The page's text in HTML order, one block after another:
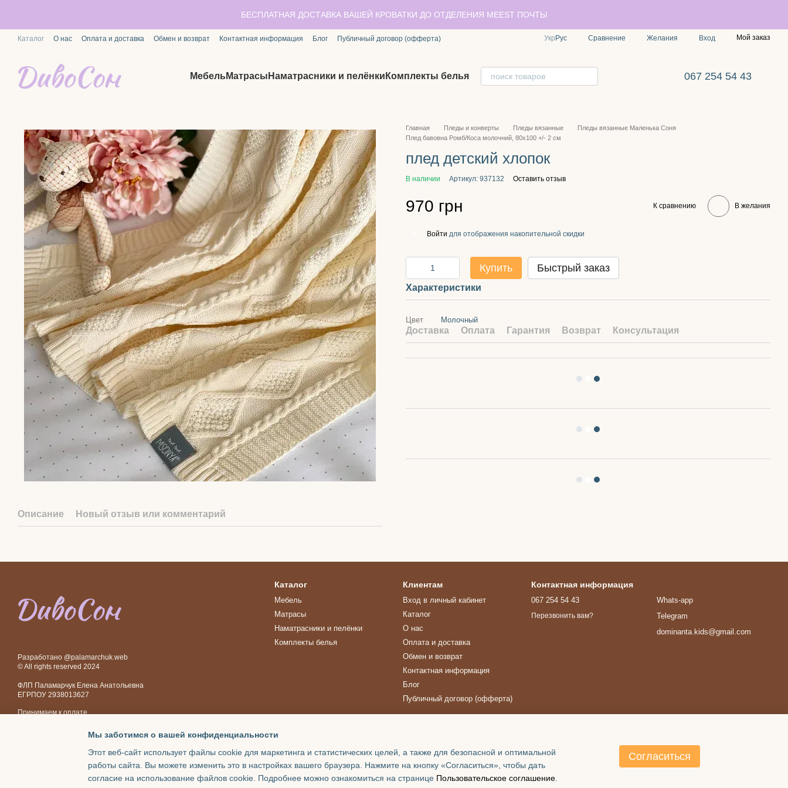
БЕСПЛАТНАЯ ДОСТАВКА ВАШЕЙ КРОВАТКИ ДО ОТДЕЛЕНИЯ MEEST ПОЧТЫ
Каталог О нас Оплата и доставка Обмен и возврат Контактная информация Блог Публичный договор (офферта) Укр Рус Сравнение Желания Вход Мой заказ
МебельМатрасы Наматрасники и пелёнки Комплекты белья 067 254 54 43
Описание Новый отзыв или комментарий
Главная Пледы и конверты Пледы вязанные
Пледы вязанные Маленька Соня
Плед бавовна Ромб/Коса молочний, 80х100 +/- 2 см
плед детский хлопок
В наличии Артикул: 937132 Оставить отзыв
970 грн К сравнению В желания
Войти для отображения накопительной скидки
Купить Быстрый заказ
Характеристики
Цвет Молочный
Доставка Оплата Гарантия Возврат Консультация
Разработано @palamarchuk.web
© All rights reserved 2024
ФЛП Паламарчук Елена Анатольевна
ЕГРПОУ 2938013627
Принимаем к оплате
Мобильная версия
Каталог
Мебель
Матрасы
Наматрасники и пелёнки
Комплекты белья
Клиентам
Вход в личный кабинет
Каталог
О нас
Оплата и доставка
Обмен и возврат
Контактная информация
Блог
Публичный договор (офферта)
Контактная информация
067 254 54 43
Перезвонить вам?
Whats-app
Telegram
dominanta.kids@gmail.com
Мы заботимся о вашей конфиденциальности
Этот веб-сайт использует файлы cookie для маркетинга и статистических целей, а также для безопасной и оптимальной
работы сайта. Вы можете изменить это в настройках вашего браузера. Нажмите на кнопку «Согласиться», чтобы дать
согласие на использование файлов cookie. Подробнее можно ознакомиться на странице Пользовательское соглашение
Согласиться